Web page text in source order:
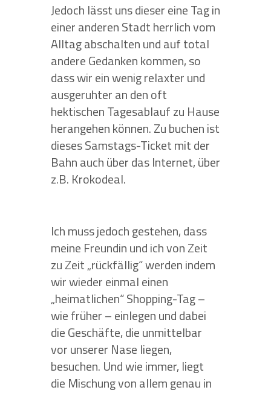
Jedoch lässt uns dieser eine Tag in
einer anderen Stadt herrlich vom
Alltag abschalten und auf total
andere Gedanken kommen, so
dass wir ein wenig relaxter und
ausgeruhter an den oft
hektischen Tagesablauf zu Hause
herangehen können. Zu buchen ist
dieses Samstags-Ticket mit der
Bahn auch über das Internet, über
z.B. Krokodeal.
Ich muss jedoch gestehen, dass
meine Freundin und ich von Zeit
zu Zeit „rückfällig“ werden indem
wir wieder einmal einen
„heimatlichen“ Shopping-Tag –
wie früher – einlegen und dabei
die Geschäfte, die unmittelbar
vor unserer Nase liegen,
besuchen. Und wie immer, liegt
die Mischung von allem genau in